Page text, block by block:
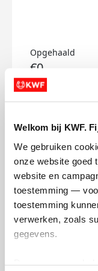
Welkom bij KWF.
We gebruiken
onze website goed
website en
toestemming —
toestemming
verwerken, zoals
gegevens.
Opgehaald
€0
Doneer